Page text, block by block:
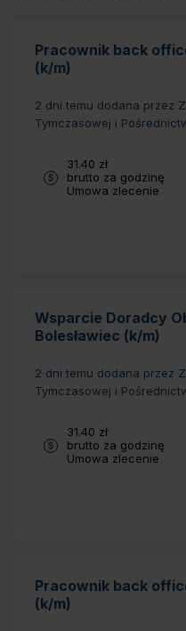
Pracownik back
(k/m)
2 dni temu dodana przez
Tymczasowej i
Wynagrodzenie:
31.40 zł
brutto za godzinę
Typ umowy:
Umowa zlecenie
Wsparcie Doradcy
Bolesławiec (k/m)
2 dni temu dodana przez
Tymczasowej i
Wynagrodzenie:
31.40 zł
brutto za godzinę
Typ umowy:
Umowa zlecenie
Pracownik back
(k/m)